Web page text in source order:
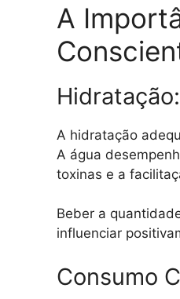
A
A hidratação
A água
toxinas e a
Beber a
influenciar
Consumo